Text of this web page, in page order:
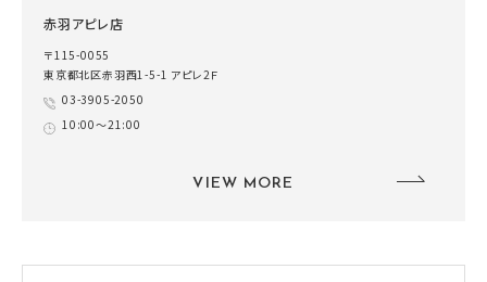
赤羽アピレ店
〒115-0055
東京都北区赤羽西1-5-1 アピレ2Ｆ
03-3905-2050
10:00～21:00
VIEW MORE